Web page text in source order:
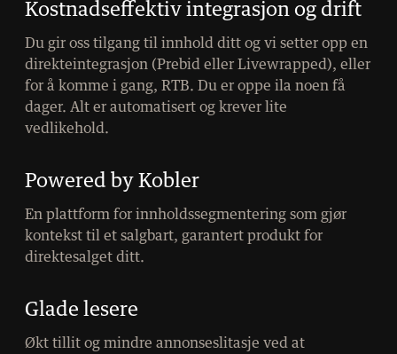
Kostnadseffektiv integrasjon og drift
Du gir oss tilgang til innhold ditt og vi setter opp en
direkteintegrasjon (Prebid eller Livewrapped), eller
for å komme i gang, RTB. Du er oppe ila noen få
dager. Alt er automatisert og krever lite
vedlikehold.
Powered by Kobler
En plattform for innholdssegmentering som gjør
kontekst til et salgbart, garantert produkt for
direktesalget ditt.
Glade lesere
Økt tillit og mindre annonseslitasje ved at